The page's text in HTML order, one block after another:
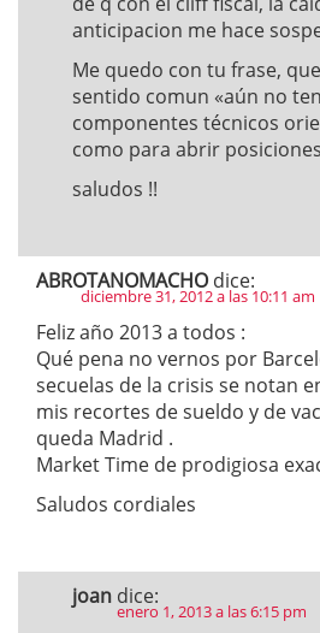
anticipacion me hace
Me quedo con tu frase,
sentido comun «aún no
componentes técnicos
como para abrir
saludos !!
ABROTANOMACHO dice:
diciembre 31, 2012 a las 10:11 am
Feliz año 2013 a todos :
Qué pena no vernos por
secuelas de la crisis se notan
mis recortes de sueldo y de
queda Madrid .
Market Time de prodigiosa
Saludos cordiales
joan dice:
enero 1, 2013 a las 6:15 pm